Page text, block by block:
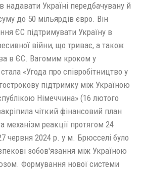
надавати Україні передбачувану й
до 50 мільярдів євро. Він
ЄС підтримувати Україну в
війни, що триває, а також
в ЄС. Вагомим кроком у
«Угода про співробітництво у
підтримку між Україною
Німеччина» (16 лютого
чіткий фінансовий план
механізм реакції протягом 24
червня 2024 р. у м. Брюсселі було
зобов'язання між Україною
Формування нової системи